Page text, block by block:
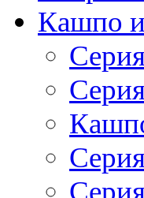
Кашпо